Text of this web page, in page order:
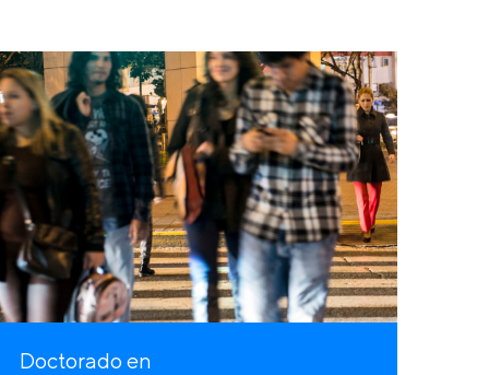
Doctorado en